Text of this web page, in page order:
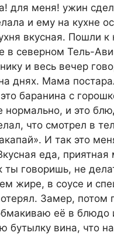
для меня! ужин
и ему на кухне
вкусная. Пошли
в северном Тель-
и весь вечер
днях. Мама
баранина с
нормально, и это
что смотрел в
И так это
еда,
ты говоришь, не
жире, в соусе и
Замер, потом
её в блюдо
бутылку вина, что